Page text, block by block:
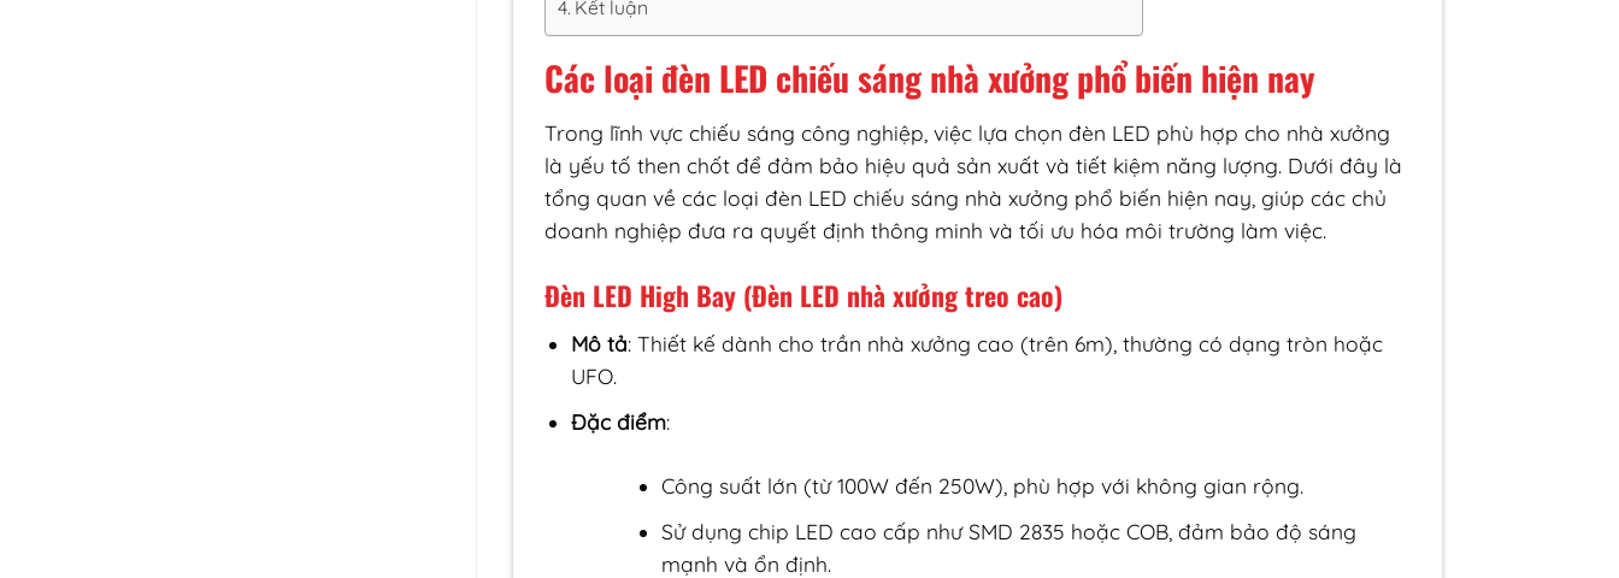
Kết luận
Các loại đèn LED chiếu sáng nhà xưởng phổ biến hiện nay
​Trong lĩnh vực chiếu sáng công nghiệp, việc lựa chọn đèn LED phù hợp cho nhà xưởng
là yếu tố then chốt để đảm bảo hiệu quả sản xuất và tiết kiệm năng lượng. Dưới đây là
tổng quan về các loại đèn LED chiếu sáng nhà xưởng phổ biến hiện nay, giúp các chủ
doanh nghiệp đưa ra quyết định thông minh và tối ưu hóa môi trường làm việc.
Đèn LED High Bay (Đèn LED nhà xưởng treo cao)
Mô tả: Thiết kế dành cho trần nhà xưởng cao (trên 6m), thường có dạng tròn hoặc
UFO.
Đặc điểm:
Công suất lớn (từ 100W đến 250W), phù hợp với không gian rộng.
Sử dụng chip LED cao cấp như SMD 2835 hoặc COB, đảm bảo độ sáng
mạnh và ổn định.